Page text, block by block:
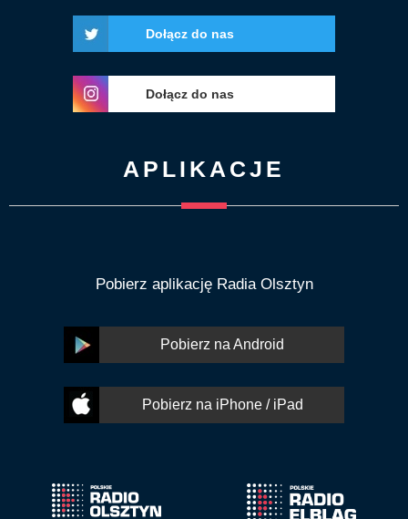
Dołącz do nas
Dołącz do nas
APLIKACJE
Pobierz aplikację Radia Olsztyn
Pobierz na Android
Pobierz na iPhone / iPad